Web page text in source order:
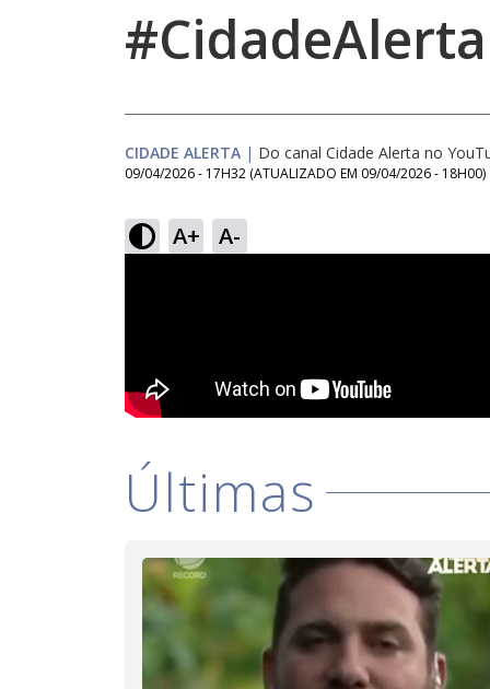
#CidadeAlerta
CIDADE ALERTA | Do canal Cidade Alerta no
09/04/2026 - 17H32 (ATUALIZADO EM 09/04/2026 - 18H00)
A+ A-
Últimas